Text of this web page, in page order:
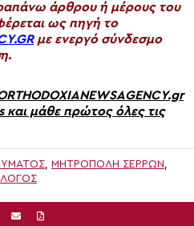
άρθρου ή μέρους του
ως πηγή το
με ενεργό σύνδεσμο
και μάθε πρώτος όλες τις
, ΜΗΤΡΟΠΟΛΗ ΣΕΡΡΩΝ,